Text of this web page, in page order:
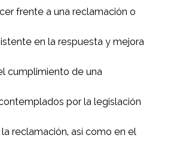
frente a una reclamación o
en la respuesta y mejora
cumplimiento de una
por la legislación
reclamación, así como en el